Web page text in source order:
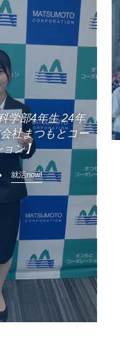
学部4年生 24年
社まつもとコー
ョン】
就活now!